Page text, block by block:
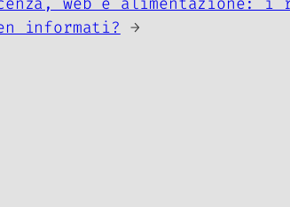
informati? →